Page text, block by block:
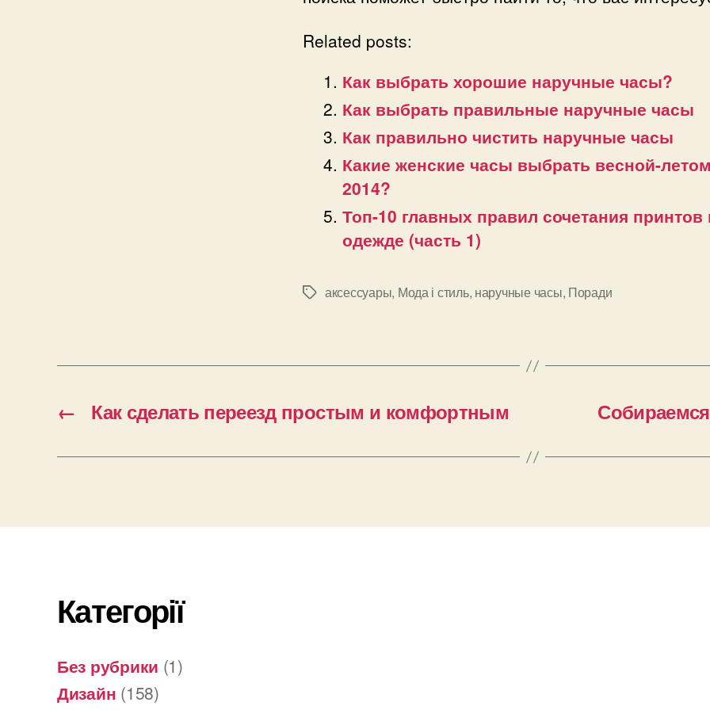
Related posts:
Как выбрать хорошие наручные часы?
Как выбрать правильные наручные часы
Как правильно чистить наручные часы
Какие женские часы выбрать весной-
2014?
Топ-10 главных правил сочетания принтов
одежде (часть 1)
Позначки
аксессуары, Мода і стиль, наручные часы, Поради
← Как сделать переезд простым и комфортным
Категорії
Без рубрики (1)
Дизайн (158)